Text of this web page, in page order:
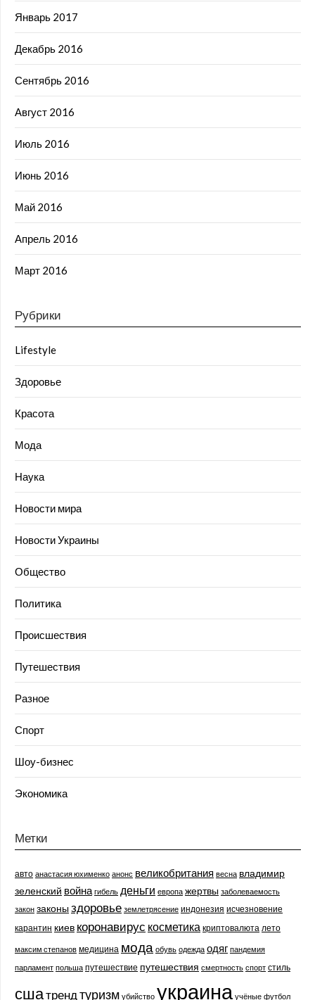
Январь 2017
Декабрь 2016
Сентябрь 2016
Август 2016
Июль 2016
Июнь 2016
Май 2016
Апрель 2016
Март 2016
Рубрики
Lifestyle
Здоровье
Красота
Мода
Наука
Новости мира
Новости Украины
Общество
Политика
Происшествия
Путешествия
Разное
Спорт
Шоу-бизнес
Экономика
Метки
авто анастасия юхименко анонс великобритания весна владимир
зеленский война гибель деньги европа жертвы заболеваемость
закон законыздоровье землетрясение индонезия исчезновение
карантин киев коронавирус косметика криптовалюта лето
максим степанов медицина мода обувь одежда одяг пандемия
парламент польша путешествие путешествия смертность спорт стиль
сшатрендтуризм убийство украина учёные футбол